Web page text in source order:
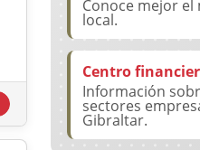
Conoce mejor
local.
Centro
Información
sectores
Gibraltar.